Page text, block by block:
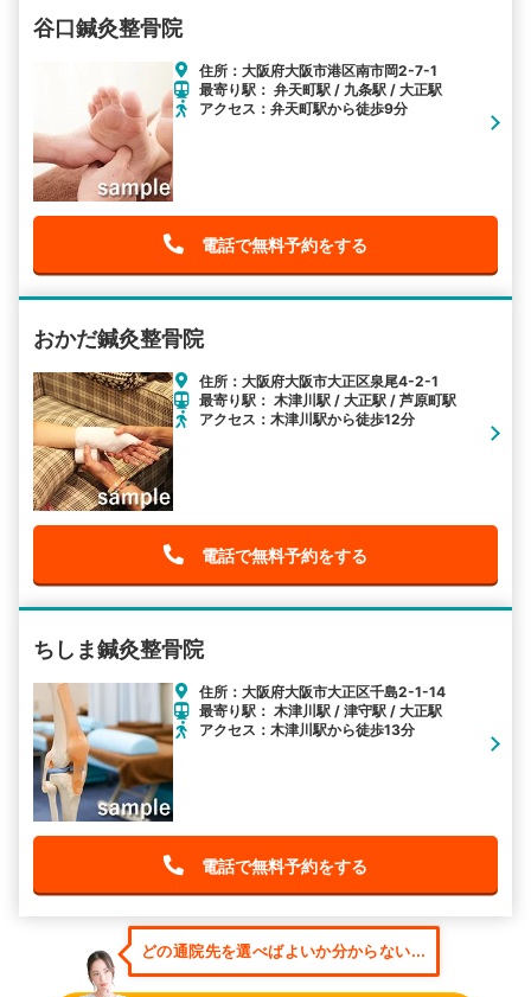
谷口鍼灸整骨院
住所：大阪府大阪市港区南市岡2-7-1
最寄り駅： 弁天町駅 / 九条駅 / 大正駅
アクセス：弁天町駅から徒歩9分
電話で無料予約をする
おかだ鍼灸整骨院
住所：大阪府大阪市大正区泉尾4-2-1
最寄り駅： 木津川駅 / 大正駅 / 芦原町駅
アクセス：木津川駅から徒歩12分
電話で無料予約をする
ちしま鍼灸整骨院
住所：大阪府大阪市大正区千島2-1-14
最寄り駅： 木津川駅 / 津守駅 / 大正駅
アクセス：木津川駅から徒歩13分
電話で無料予約をする
どの通院先を選べばよいか分からない...